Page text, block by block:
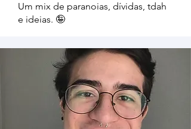
Um mix de paranoias, dívidas, tdah
e ideias. 🤪